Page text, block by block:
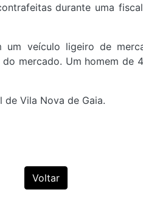
durante uma
um veículo ligeiro de
mercado. Um homem de
Vila Nova de Gaia.
Voltar